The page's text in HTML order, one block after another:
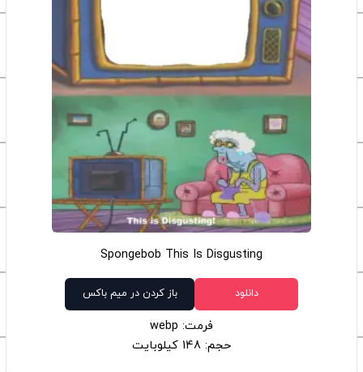
Spongebob This Is Disgusting
دانلود باز کردن در میم باکس
فرمت: webp
حجم: 148 کیلوبایت